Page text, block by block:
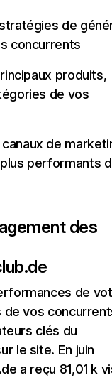
de
concurrents
produits,
de vos
de
performants
des
de
vos
clés du
le site. En juin
a reçu 81,01 k